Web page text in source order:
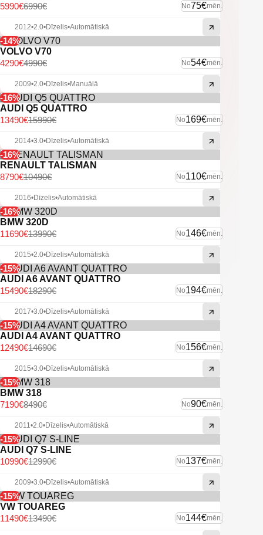
No75€mēn.
6990€
5990€
2012•2.0•Dīzelis•Automātiskā
-14%
VOLVO V70
No54€mēn.
4990€
4290€
2009•2.0•Dīzelis•Manuālā
-16%
AUDI Q5 QUATTRO
No169€mēn.
15990€
13490€
2014•3.0•Dīzelis•Automātiskā
-16%
RENAULT TALISMAN
No110€mēn.
10490€
8790€
2016•Dīzelis•Automātiskā
-16%
BMW 320D
No146€mēn.
13990€
11690€
2015•2.0•Dīzelis•Automātiskā
-15%
AUDI A6 AVANT QUATTRO
No194€mēn.
18290€
15490€
2017•3.0•Dīzelis•Automātiskā
-15%
AUDI A4 AVANT QUATTRO
No156€mēn.
14690€
12490€
2015•3.0•Dīzelis•Automātiskā
-15%
BMW 318
No90€mēn.
8490€
7190€
2011•2.0•Dīzelis•Automātiskā
-15%
AUDI Q7 S-LINE
No137€mēn.
12990€
10990€
2009•3.0•Dīzelis•Automātiskā
-15%
VW TOUAREG
No144€mēn.
13490€
11490€